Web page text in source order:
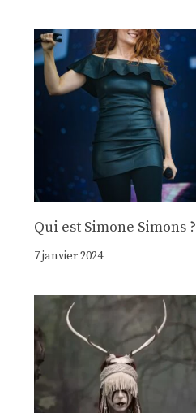
Qui est Simone Simons ?
7 janvier 2024